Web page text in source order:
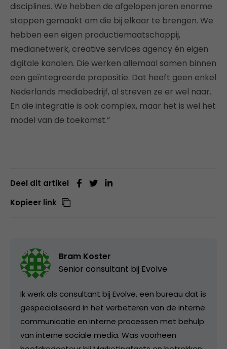
disciplines. We hebben de afgelopen jaren enorme
stappen gemaakt om die bij elkaar te brengen. We
hebben een eigen productiemaatschappij,
medianetwerk, creative services agency én eigen
digitale kanalen. Die werken allemaal samen binnen
een geïntegreerde propositie. Dat heeft geen enkel
Nederlands mediabedrijf, al streven ze er wel naar.
En die integratie is ook complex, maar het is wel het
model van de toekomst.”
Deel dit artikel
Kopieer link
Bram Koster
Senior consultant bij Evolve
Ik werk als consultant bij Evolve, een bureau dat is
gespecialiseerd in het verbeteren van de interne
communicatie en interne processen met behulp
van interne sociale media. Was voorheen